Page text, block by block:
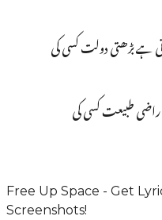
بڑھتی دولت کسی کی
راضی طبیعت کسی کی
Free Up Space - Get
Screenshots!